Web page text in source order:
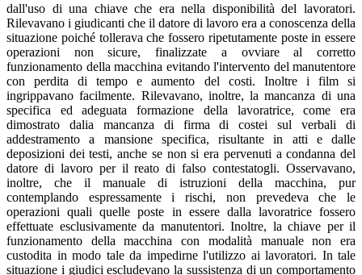
dall'uso di una chiave che era nella disponibilità del lavoratori.
Rilevavano i giudicanti che il datore di lavoro era a conoscenza della
situazione poiché tollerava che fossero ripetutamente poste in essere
operazioni non sicure, finalizzate a ovviare al corretto
funzionamento della macchina evitando l'intervento del manutentore
con perdita di tempo e aumento del costi. Inoltre i film si
ingrippavano facilmente. Rilevavano, inoltre, la mancanza di una
specifica ed adeguata formazione della lavoratrice, come era
dimostrato dalia mancanza di firma di costei sul verbali di
addestramento a mansione specifica, risultante in atti e dalle
deposizioni dei testi, anche se non si era pervenuti a condanna del
datore di lavoro per il reato di falso contestatogli. Osservavano,
inoltre, che il manuale di istruzioni della macchina, pur
contemplando espressamente i rischi, non prevedeva che le
operazioni quali quelle poste in essere dalla lavoratrice fossero
effettuate esclusivamente da manutentori. Inoltre, la chiave per il
funzionamento della macchina con modalità manuale non era
custodita in modo tale da impedirne l'utilizzo ai lavoratori. In tale
situazione i giudici escludevano la sussistenza di un comportamento